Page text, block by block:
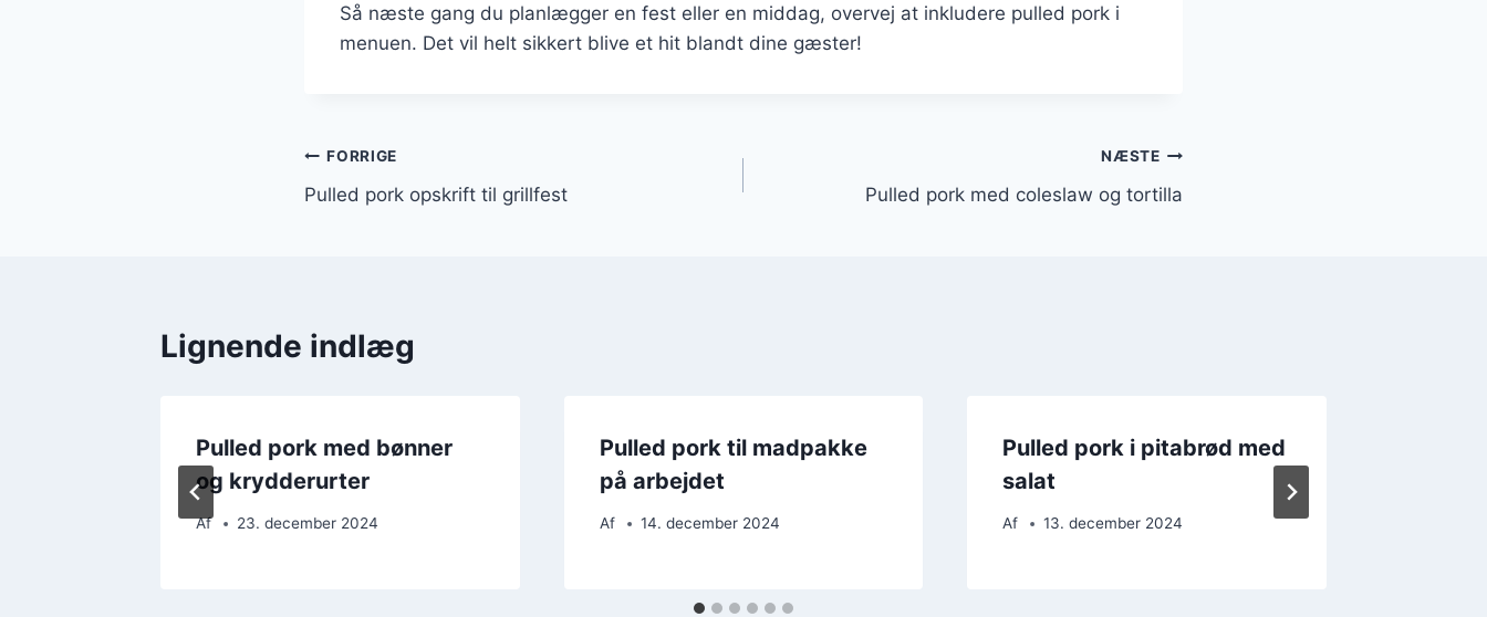
Så næste gang du planlægger en fest eller en middag, overvej at inkludere pulled pork i
menuen. Det vil helt sikkert blive et hit blandt dine gæster!
Indlægsnavigation
FORRIGE
Pulled pork opskrift til grillfest
NÆSTE
Pulled pork med coleslaw og tortilla
Lignende indlæg
Pulled pork med bønner
og krydderurter
Af 23. december 2024
Pulled pork til madpakke
på arbejdet
Af 14. december 2024
Pulled pork i pitabrød med
salat
Af 13. december 2024